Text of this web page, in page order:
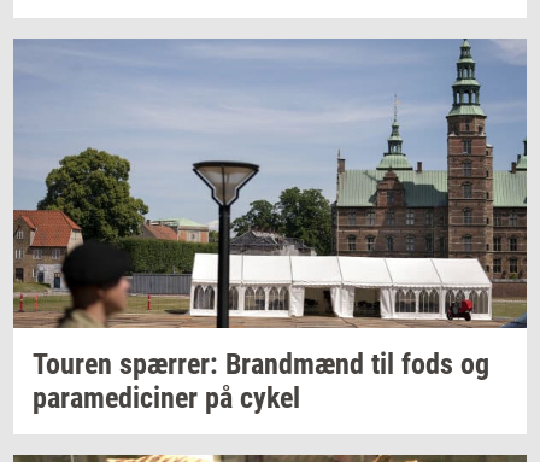
Tou­ren spær­rer: Brand­mænd til fods og
pa­ra­me­di­ci­ner på cykel